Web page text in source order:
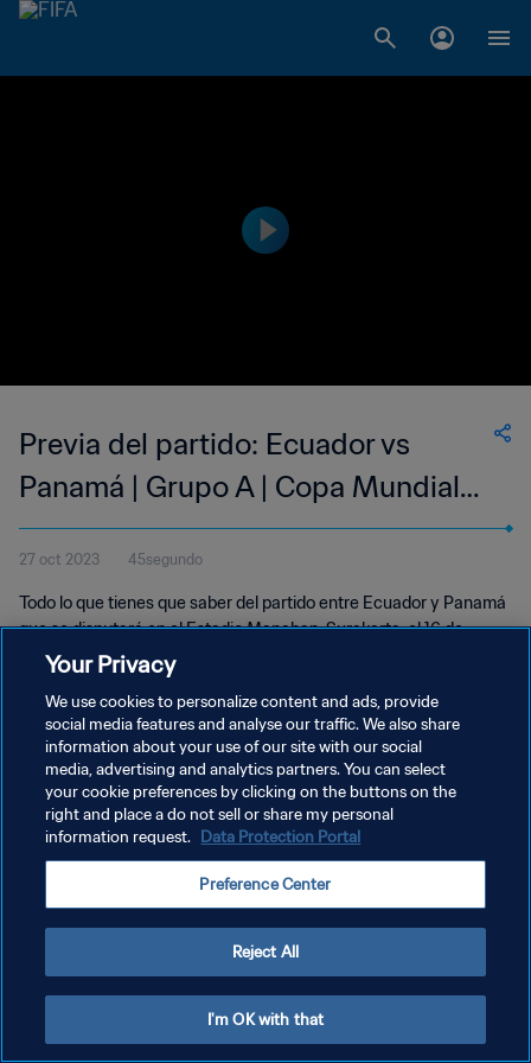
Previa del partido: Ecuador vs
Panamá | Grupo A | Copa Mundial
Sub-17 de Indonesia 2023™
27 oct 2023 45segundo
Todo lo que tienes que saber del partido entre Ecuador y Panamá
que se disputará en el Estadio Manahan, Surakarta, el 16 de
noviembre a las 19:00 8horario local).
POLÍTICA DE PRIVACIDAD
TÉRMINOS DE SERVICIO
AJUSTAR LA CONFIGURACIÓN DE LAS COOKIES
Your Privacy
We use cookies to personalize content and ads, provide
social media features and analyse our traffic. We also share
information about your use of our site with our social
media, advertising and analytics partners. You can select
your cookie preferences by clicking on the buttons on the
right and place a do not sell or share my personal
information request. Data Protection Portal
Preference Center
Reject All
I'm OK with that